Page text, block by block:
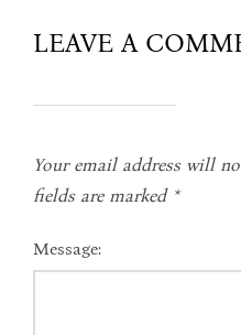
LEAVE A
Your email address will
fields are marked *
Message: